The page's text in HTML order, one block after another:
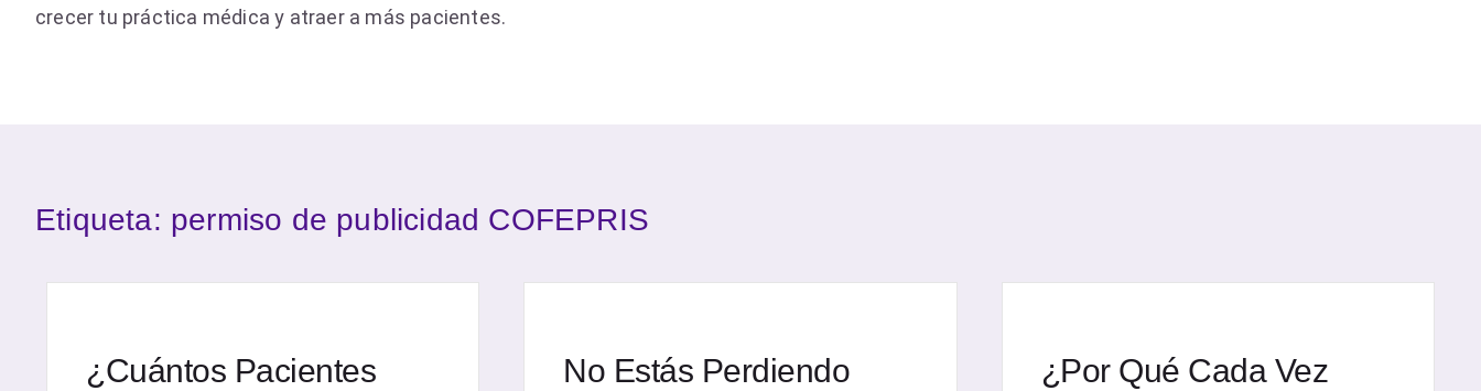
crecer tu práctica médica y atraer a más pacientes.
Etiqueta: permiso de publicidad COFEPRIS
¿Cuántos Pacientes
No Estás Perdiendo
¿Por Qué Cada Vez